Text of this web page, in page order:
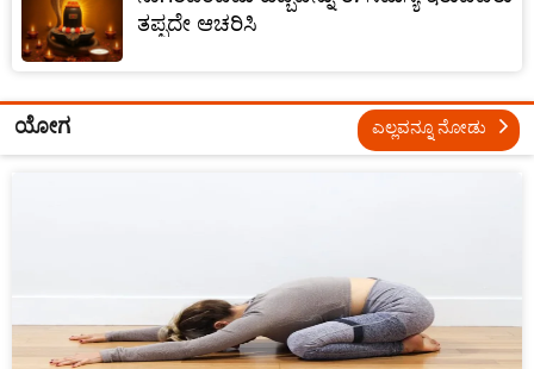
ತಪ್ಪದೇ ಆಚರಿಸಿ
ಯೋಗ ಎಲ್ಲವನ್ನೂ ನೋಡು